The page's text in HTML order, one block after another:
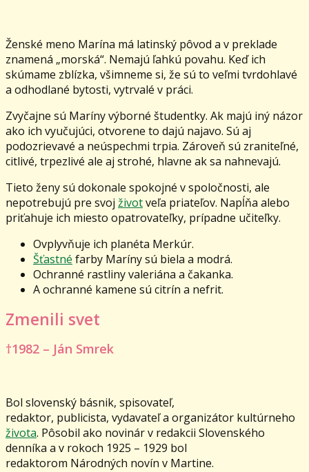
Ženské meno Marína má latinský pôvod a v preklade
znamená „morská“. Nemajú ľahkú povahu. Keď ich
skúmame zblízka, všimneme si, že sú to veľmi tvrdohlavé
a odhodlané bytosti, vytrvalé v práci.
Zvyčajne sú Maríny výborné študentky. Ak majú iný názor
ako ich vyučujúci, otvorene to dajú najavo. Sú aj
podozrievavé a neúspechmi trpia. Zároveň sú zraniteľné,
citlivé, trpezlivé ale aj strohé, hlavne ak sa nahnevajú.
Tieto ženy sú dokonale spokojné v spoločnosti, ale
nepotrebujú pre svoj životveľa priateľov. Napĺňa alebo
priťahuje ich miesto opatrovateľky, prípadne učiteľky.
Ovplyvňuje ich planéta Merkúr.
Šťastné farby Maríny sú biela a modrá.
Ochranné rastliny valeriána a čakanka.
A ochranné kamene sú citrín a nefrit.
Zmenili svet
†1982 – Ján Smrek
Bol slovenský básnik, spisovateľ,
redaktor, publicista, vydavateľ a organizátor kultúrneho
života. Pôsobil ako novinár v redakcii Slovenského
denníka a v rokoch 1925 – 1929 bol
redaktorom Národných novín v Martine.